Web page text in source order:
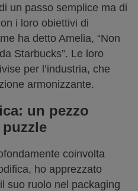
un passo semplice ma di
i loro obiettivi di
ha detto Amelia, “Non
Starbucks”. Le loro
per l’industria, che
armonizzante.
un pezzo
coinvolta
ho apprezzato
suo ruolo nel packaging